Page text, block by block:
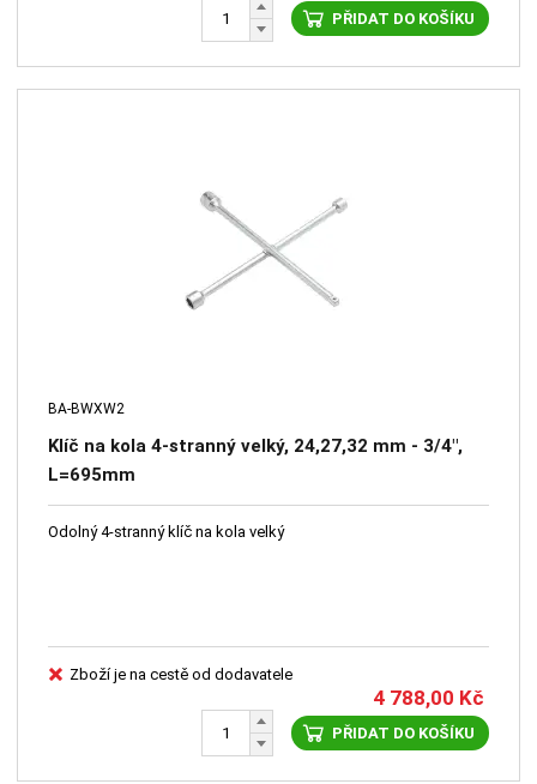
PŘIDAT DO KOŠÍKU
BA-BWXW2
Klíč na kola 4-stranný velký, 24,27,32 mm - 3/4",
L=695mm
Odolný 4-stranný klíč na kola velký
Zboží je na cestě od dodavatele
4 788,00 Kč
PŘIDAT DO KOŠÍKU